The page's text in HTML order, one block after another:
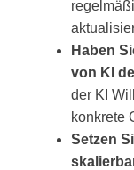
Haben
von KI
der KI
konkrete
Setzen